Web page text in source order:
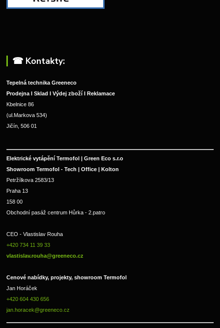
☎︎ Kontakty:
Tepelná technika Greeneco
Prodejna I Sklad I Výdej zboží I Reklamace
Kbelnice 86
(ul.Markova 534)
Jičín, 506 01
Elektrické vytápění Termofol | Green Eco s.r.o
Showroom Termofol - Tech | Office | Kolton
Petržílkova 2583/13
Praha 13
158 00
Obchodní pasáž centrum Hůrka - 2.patro
CEO - Vlastislav Rouha
+420 734 11 39 33
vlastislav.rouha@greeneco.cz
Cenové nabídky, projekty, showroom Termofol
Jan Horáček
+420 604 430 656
jan.horacek@greeneco.cz